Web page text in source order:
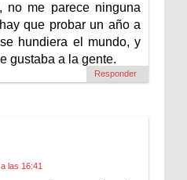
no me parece ninguna
que probar un año a
hundiera el mundo, y
gustaba a la gente.
Responder
las 16:41